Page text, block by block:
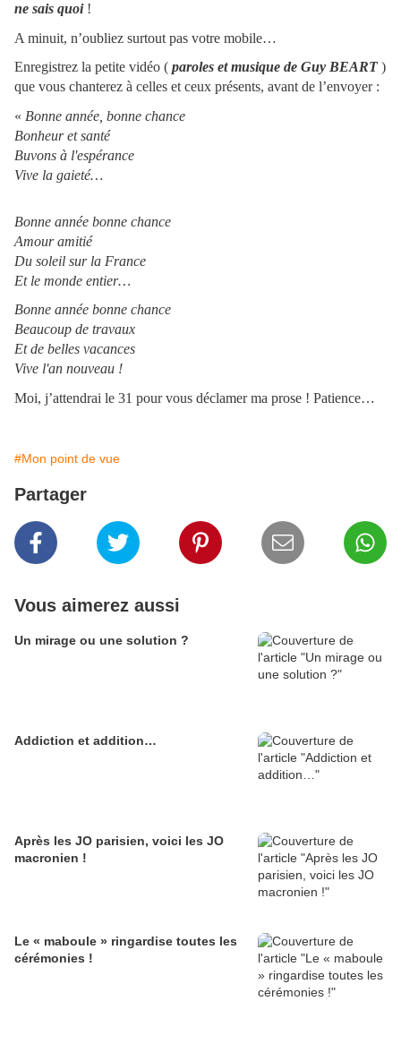
ne sais quoi !
A minuit, n’oubliez surtout pas votre mobile…
Enregistrez la petite vidéo ( paroles et musique de Guy BEART)
que vous chanterez à celles et ceux présents, avant de l’envoyer :
« Bonne année, bonne chance
Bonheur et santé
Buvons à l'espérance
Vive la gaieté…
Bonne année bonne chance
Amour amitié
Du soleil sur la France
Et le monde entier…
Bonne année bonne chance
Beaucoup de travaux
Et de belles vacances
Vive l'an nouveau !
Moi, j’attendrai le 31 pour vous déclamer ma prose ! Patience…
#Mon point de vue
Partager
Vous aimerez aussi
Un mirage ou une solution ?
Addiction et addition…
Après les JO parisien, voici les JO
macronien !
Le « maboule » ringardise toutes les
cérémonies !